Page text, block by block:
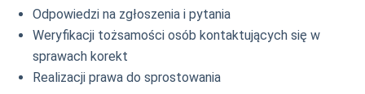
Odpowiedzi na zgłoszenia i pytania
Weryfikacji tożsamości osób kontaktujących się w
sprawach korekt
Realizacji prawa do sprostowania